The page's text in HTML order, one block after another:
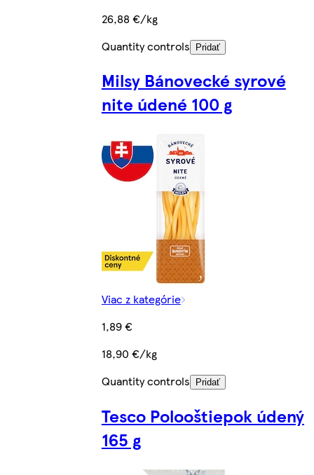
26,88 €/kg
Quantity controls
Pridať
Milsy Bánovecké syrové
nite údené 100 g
Viac z kategórie
1,89 €
18,90 €/kg
Quantity controls
Pridať
Tesco Polooštiepok údený
165 g